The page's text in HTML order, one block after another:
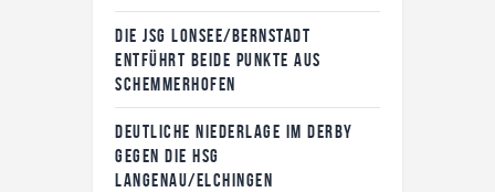
DIE JSG LONSEE/BERNSTADT
ENTFÜHRT BEIDE PUNKTE AUS
SCHEMMERHOFEN
DEUTLICHE NIEDERLAGE IM DERBY
GEGEN DIE HSG
LANGENAU/ELCHINGEN